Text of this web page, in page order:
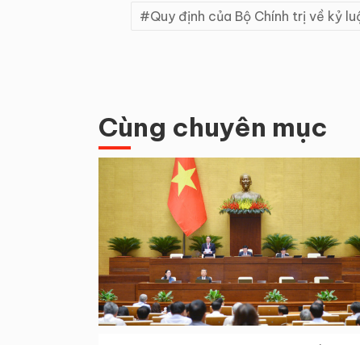
Quy định của Bộ Chính trị về kỷ
Cùng chuyên mục